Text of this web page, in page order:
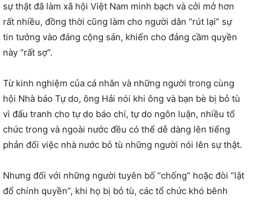
sự thật đã làm xã hội Việt Nam minh bạch và cởi mở hơn
rất nhiều, đồng thời cũng làm cho người dân “rút lại” sự
tin tưởng vào đảng cộng sản, khiến cho đảng cầm quyền
này “rất sợ”.
Từ kinh nghiệm của cá nhân và những người trong cùng
hội Nhà báo Tự do, ông Hải nói khi ông và bạn bè bị bỏ tù
vì đấu tranh cho tự do báo chí, tự do ngôn luận, nhiều tổ
chức trong và ngoài nước đều có thể dễ dàng lên tiếng
phản đối việc nhà nước bỏ tù những người nói lên sự thật.
Nhưng đối với những người tuyên bố “chống” hoặc đòi “lật
đổ chính quyền”, khi họ bị bỏ tù, các tổ chức khó bênh